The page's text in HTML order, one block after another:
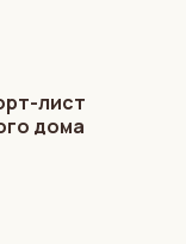
лист
дома